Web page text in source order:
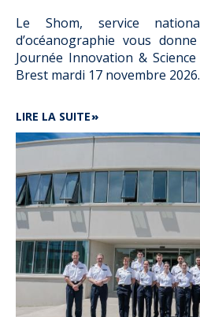
Le Shom, service
d’océanographie vous
Journée Innovation &
Brest mardi 17 novembre 2026.
LIRE LA SUITEDE
"LES
NOUVELLES
FRONTIÈRES
DE
L'OBSERVATION
DE
L'OCÉAN"
:
UNE
JOURNÉE
INNOVATION
&